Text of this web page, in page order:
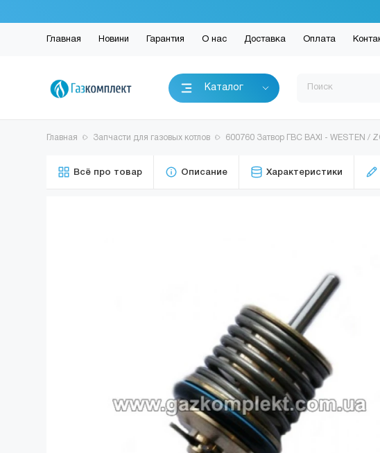
Главная Новини Гарантия О нас Доставка Оплата
Каталог
Главная Запчасти для газовых котлов 600760 Затвор ГВС BAXI - WESTEN /
Всё про товар Описание Характеристики